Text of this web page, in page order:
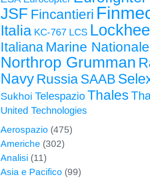
JSF Fincantieri
Italia KC-767 LCS
Italiana Marine Nationale
Northrop Grumman
Navy Russia SAAB
Sukhoi Telespazio Thales
United Technologies
Aerospazio (475)
Americhe (302)
Analisi (11)
Asia e Pacifico (99)